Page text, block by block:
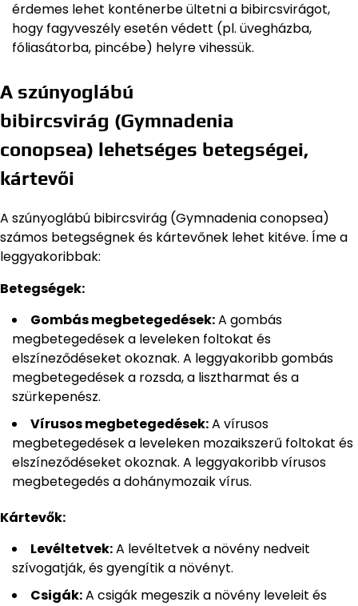
érdemes lehet konténerbe ültetni a bibircsvirágot,
hogy fagyveszély esetén védett (pl. üvegházba,
fóliasátorba, pincébe) helyre vihessük.
A szúnyoglábú
bibircsvirág (Gymnadenia
conopsea) lehetséges betegségei,
kártevői
A szúnyoglábú bibircsvirág (Gymnadenia conopsea)
számos betegségnek és kártevőnek lehet kitéve. Íme a
leggyakoribbak:
Betegségek:
Gombás megbetegedések:A gombás
megbetegedések a leveleken foltokat és
elszíneződéseket okoznak. A leggyakoribb gombás
megbetegedések a rozsda, a lisztharmat és a
szürkepenész.
Vírusos megbetegedések:A vírusos
megbetegedések a leveleken mozaikszerű foltokat és
elszíneződéseket okoznak. A leggyakoribb vírusos
megbetegedés a dohánymozaik vírus.
Kártevők:
Levéltetvek:A levéltetvek a növény nedveit
szívogatják, és gyengítik a növényt.
Csigák:A csigák megeszik a növény leveleit és